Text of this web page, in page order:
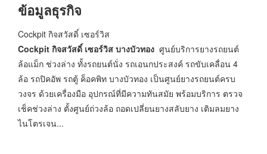
ข้อมูลธุรกิจ
Cockpit กิจสวัสดิ์ เซอร์วิส
Cockpit กิจสวัสดิ์ เซอร์วิส บางบัวทอง ศูนย์บริการยางรถยนต์
ล้อแม็ก ช่วงล่าง ทั้งรถยนต์นั่ง รถเอนกประสงค์ รถขับเคลื่อน 4
ล้อ รถปิคอัพ รถตู้ ค็อคพิท บางบัวทอง เป็นศูนย์ยางรถยนต์ครบ
วงจร ด้วยเครื่องมือ อุปกรณ์ที่มีความทันสมัย พร้อมบริการ ตรวจ
เช็คช่วงล่าง ตั้งศูนย์ถ่วงล้อ ถอดเปลี่ยนยางสลับยาง เติมลมยาง
ไนโตรเจน...